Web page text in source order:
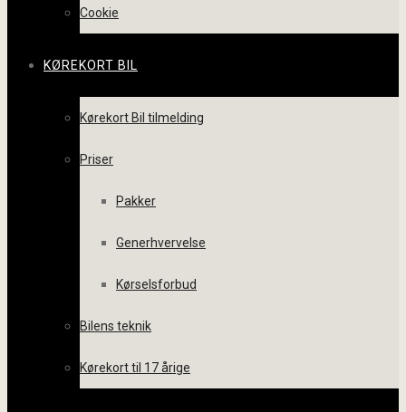
Cookie
KØREKORT BIL
Kørekort Bil tilmelding
Priser
Pakker
Generhvervelse
Kørselsforbud
Bilens teknik
Kørekort til 17 årige